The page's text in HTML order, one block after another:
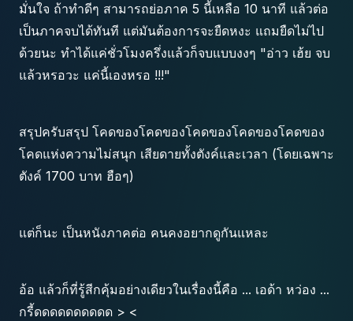
มั่นใจ ถ้าทำดีๆ สามารถย่อภาค 5 นี้เหลือ 10 นาที แล้วต่อ
เป็นภาคจบได้ทันที แต่มันต้องการจะยืดหงะ แถมยืดไม่ไป
ด้วยนะ ทำได้แค่ชั่วโมงครึ่งแล้วก็จบแบบงงๆ "อ่าว เฮ้ย จบ
แล้วหรอวะ แค่นี้เองหรอ !!!"
สรุปครับสรุป โคดของโคดของโคดของโคดของโคดของ
โคดแห่งความไม่สนุก เสียดายทั้งตังค์และเวลา (โดยเฉพาะ
ตังค์ 1700 บาท ฮือๆ)
แต่ก็นะ เป็นหนังภาคต่อ คนคงอยากดูกันแหละ
อ้อ แล้วก็ที่รู้สีกคุ้มอย่างเดียวในเรื่องนี้คือ ... เอด้า หว่อง ...
กรี้ดดดดดดดดดด > <